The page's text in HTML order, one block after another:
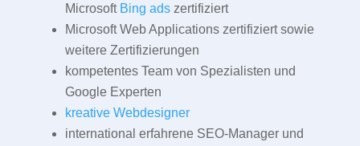
Microsoft Bing adszertifiziert
Microsoft Web Applications zertifiziert sowie
weitere Zertifizierungen
kompetentes Team von Spezialisten und
Google Experten
kreative Webdesigner
international erfahrene SEO-Manager und